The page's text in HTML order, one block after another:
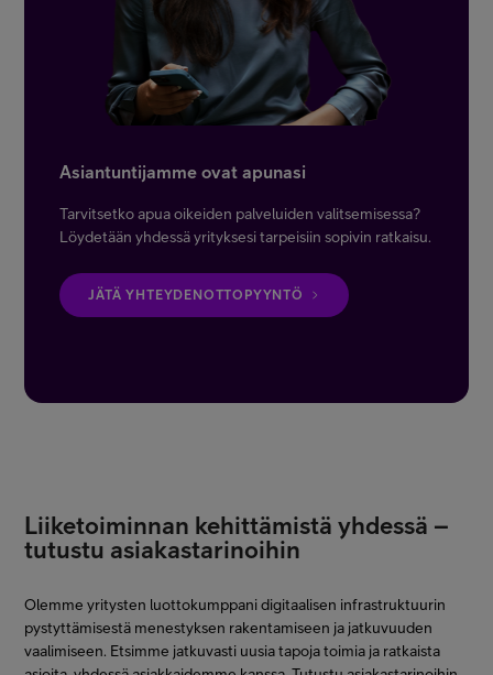
Asiantuntijamme ovat apunasi
Tarvitsetko apua oikeiden palveluiden valitsemisessa?
Löydetään yhdessä yrityksesi tarpeisiin sopivin ratkaisu.
JÄTÄ YHTEYDENOTTOPYYNTÖ
Liiketoiminnan kehittämistä yhdessä –
tutustu asiakastarinoihin
Olemme yritysten luottokumppani digitaalisen infrastruktuurin
pystyttämisestä menestyksen rakentamiseen ja jatkuvuuden
vaalimiseen. Etsimme jatkuvasti uusia tapoja toimia ja ratkaista